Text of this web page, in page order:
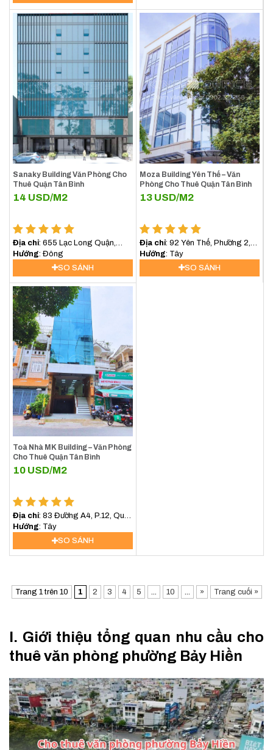
Sanaky Building Văn Phòng Cho
Thuê Quận Tân Bình
14 USD/M2
Địa chỉ: 655 Lạc Long Quận,
P.10, Tân Bình
Hướng : Đông
SO SÁNH
Moza Building Yên Thế – Văn
Phòng Cho Thuê Quận Tân Bình
13 USD/M2
Địa chỉ: 92 Yên Thế, Phường 2,
Tân Bình
Hướng : Tây
SO SÁNH
Toà Nhà MK Building – Văn Phòng
Cho Thuê Quận Tân Bình
10 USD/M2
Địa chỉ: 83 Đường A4, P.12, Quận
Tân Bình
Hướng : Tây
SO SÁNH
Trang 1 trên 10 1 2 3 4 5 ... 10 ... » Trang cuối »
I. Giới thiệu tổng quan nhu cầu cho
thuê văn phòng phường Bảy Hiền